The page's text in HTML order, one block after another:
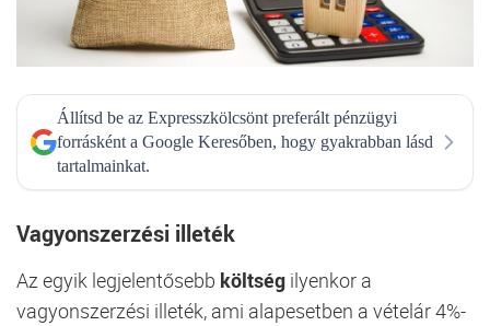
Állítsd be az Expresszkölcsönt preferált pénzügyi
forrásként a Google Keresőben, hogy gyakrabban lásd
tartalmainkat.
Vagyonszerzési illeték
Az egyik legjelentősebb költség ilyenkor a
vagyonszerzési illeték, ami alapesetben a vételár 4%-